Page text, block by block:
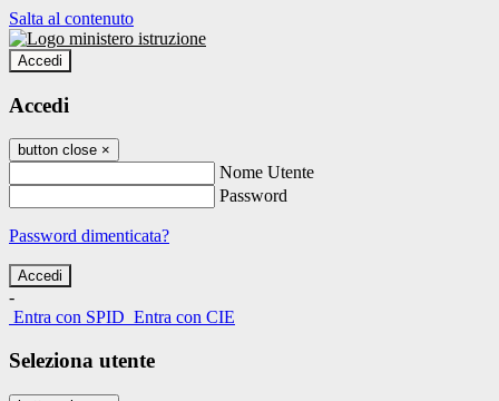
Salta al contenuto
Accedi
Accedi
button close ×
Nome Utente
Password
Password dimenticata?
-
Entra con SPID Entra con CIE
Seleziona utente